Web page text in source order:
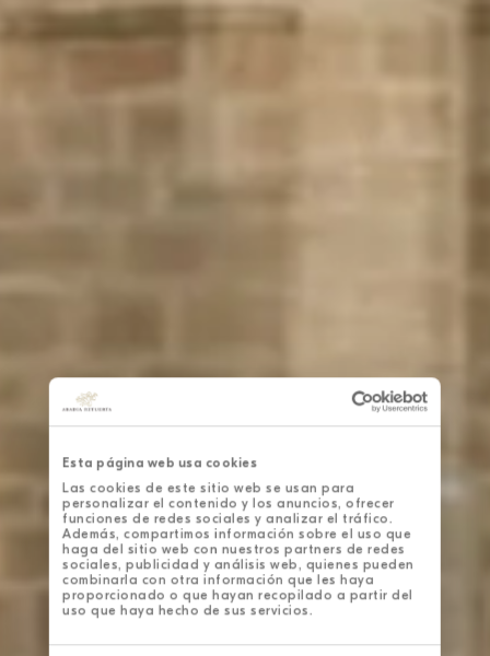
Esta página web usa cookies
Las cookies de este sitio web se usan para
personalizar el contenido y los anuncios, ofrecer
funciones de redes sociales y analizar el tráfico.
Además, compartimos información sobre el uso que
haga del sitio web con nuestros partners de redes
sociales, publicidad y análisis web, quienes pueden
combinarla con otra información que les haya
proporcionado o que hayan recopilado a partir del
uso que haya hecho de sus servicios.